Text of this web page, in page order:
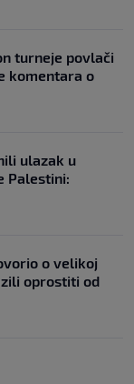
turneje povlači
komentara o
ulazak u
Palestini:
o velikoj
oprostiti od